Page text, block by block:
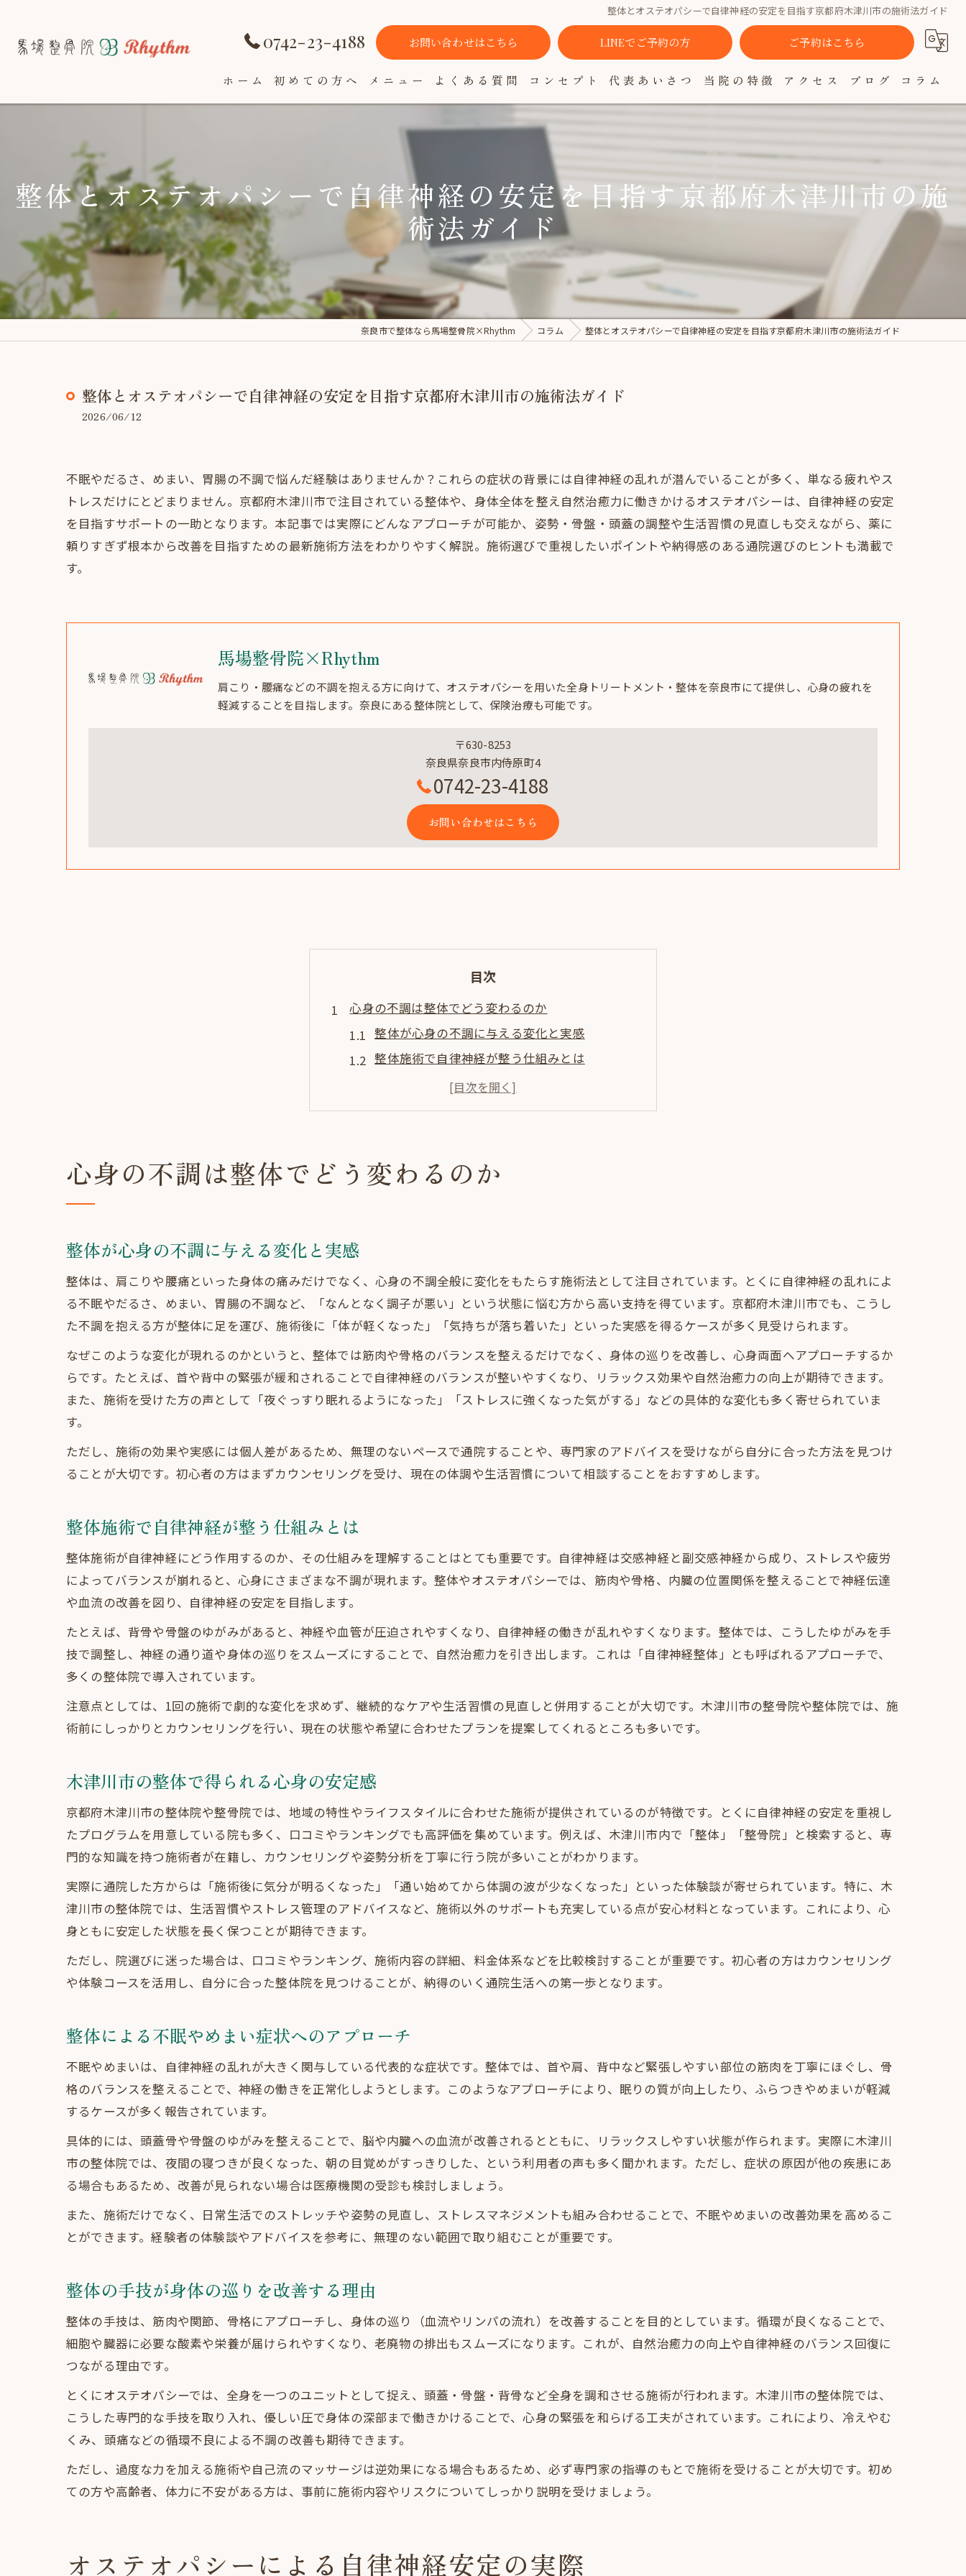
整体とオステオパシーで自律神経の安定を目指す京都府木津川市の施術法ガイド
0742-23-4188 お問い合わせはこちら LINEでご予約の方 ご予約はこちら
ホーム 初めての方へ メニュー よくある質問 コンセプト 代表あいさつ 当院の特徴
自律神経
アクセス ブログ コラム
整体とオステオパシーで自律神経の安定を目指す京都府木津川市の施
術法ガイド
奈良市で整体なら馬場整骨院×Rhythm コラム 整体とオステオパシーで自律神経の安定を目指す京都府木津川市の施術法ガイド
整体とオステオパシーで自律神経の安定を目指す京都府木津川市の施術法ガイド
2026/06/12
不眠やだるさ、めまい、胃腸の不調で悩んだ経験はありませんか？これらの症状の背景には自律神経の乱れが潜んでいることが多く、単なる疲れやス
トレスだけにとどまりません。京都府木津川市で注目されている整体や、身体全体を整え自然治癒力に働きかけるオステオパシーは、自律神経の安定
を目指すサポートの一助となります。本記事では実際にどんなアプローチが可能か、姿勢・骨盤・頭蓋の調整や生活習慣の見直しも交えながら、薬に
頼りすぎず根本から改善を目指すための最新施術方法をわかりやすく解説。施術選びで重視したいポイントや納得感のある通院選びのヒントも満載で
す。
馬場整骨院×Rhythm
肩こり・腰痛などの不調を抱える方に向けて、オステオパシーを用いた全身トリートメント・整体を奈良市にて提供し、心身の疲れを
軽減することを目指します。奈良にある整体院として、保険治療も可能です。
〒630-8253
奈良県奈良市内侍原町4
0742-23-4188
お問い合わせはこちら
目次
心身の不調は整体でどう変わるのか
整体が心身の不調に与える変化と実感
整体施術で自律神経が整う仕組みとは
木津川市の整体で得られる心身の安定感
整体による不眠やめまい症状へのアプローチ
オステオパシーによる自律神経安定の実際
オステオパシー整体が自律神経に働く理由
整体施術で自然治癒力を高める方法
整体選びで自律神経改善を目指す理由
整体院選びが自律神経改善に重要な訳
整体口コミや通いやすさが選択の鍵となる
自律神経整体の特徴と他施術との違い
整体の料金や施術内容を比較するポイント
自律神経のバランスを整える施術の魅力
整体がもたらす自律神経バランス改善の魅力
整体で得られるリラックス効果と安心感
整体による慢性的な不調改善の実例
根本ケアを求めるなら整体の手技療法も
整体の手技療法が根本改善に効果的な理由
整体による骨盤・頭蓋調整の重要性を解説
整体による生活習慣改善サポートの実際
整体手技が自律神経の安定に役立つ仕組み
整体と生活習慣改善で快適な毎日を実現
整体の継続利用が日常に与える変化とは
整体で得られるセルフケアアドバイスの活用法
整体施術と日々の生活習慣を見直すポイント
整体の手技と健康維持のためのコツを紹介
心身の不調は整体でどう変わるのか
整体が心身の不調に与える変化と実感
整体は、肩こりや腰痛といった身体の痛みだけでなく、心身の不調全般に変化をもたらす施術法として注目されています。とくに自律神経の乱れによ
る不眠やだるさ、めまい、胃腸の不調など、「なんとなく調子が悪い」という状態に悩む方から高い支持を得ています。京都府木津川市でも、こうし
た不調を抱える方が整体に足を運び、施術後に「体が軽くなった」「気持ちが落ち着いた」といった実感を得るケースが多く見受けられます。
なぜこのような変化が現れるのかというと、整体では筋肉や骨格のバランスを整えるだけでなく、身体の巡りを改善し、心身両面へアプローチするか
らです。たとえば、首や背中の緊張が緩和されることで自律神経のバランスが整いやすくなり、リラックス効果や自然治癒力の向上が期待できます。
また、施術を受けた方の声として「夜ぐっすり眠れるようになった」「ストレスに強くなった気がする」などの具体的な変化も多く寄せられていま
す。
ただし、施術の効果や実感には個人差があるため、無理のないペースで通院することや、専門家のアドバイスを受けながら自分に合った方法を見つけ
ることが大切です。初心者の方はまずカウンセリングを受け、現在の体調や生活習慣について相談することをおすすめします。
整体施術で自律神経が整う仕組みとは
整体施術が自律神経にどう作用するのか、その仕組みを理解することはとても重要です。自律神経は交感神経と副交感神経から成り、ストレスや疲労
によってバランスが崩れると、心身にさまざまな不調が現れます。整体やオステオパシーでは、筋肉や骨格、内臓の位置関係を整えることで神経伝達
や血流の改善を図り、自律神経の安定を目指します。
たとえば、背骨や骨盤のゆがみがあると、神経や血管が圧迫されやすくなり、自律神経の働きが乱れやすくなります。整体では、こうしたゆがみを手
技で調整し、神経の通り道や身体の巡りをスムーズにすることで、自然治癒力を引き出します。これは「自律神経整体」とも呼ばれるアプローチで、
多くの整体院で導入されています。
注意点としては、1回の施術で劇的な変化を求めず、継続的なケアや生活習慣の見直しと併用することが大切です。木津川市の整骨院や整体院では、施
術前にしっかりとカウンセリングを行い、現在の状態や希望に合わせたプランを提案してくれるところも多いです。
木津川市の整体で得られる心身の安定感
京都府木津川市の整体院や整骨院では、地域の特性やライフスタイルに合わせた施術が提供されているのが特徴です。とくに自律神経の安定を重視し
たプログラムを用意している院も多く、口コミやランキングでも高評価を集めています。例えば、木津川市内で「整体」「整骨院」と検索すると、専
門的な知識を持つ施術者が在籍し、カウンセリングや姿勢分析を丁寧に行う院が多いことがわかります。
実際に通院した方からは「施術後に気分が明るくなった」「通い始めてから体調の波が少なくなった」といった体験談が寄せられています。特に、木
津川市の整体院では、生活習慣やストレス管理のアドバイスなど、施術以外のサポートも充実している点が安心材料となっています。これにより、心
身ともに安定した状態を長く保つことが期待できます。
ただし、院選びに迷った場合は、口コミやランキング、施術内容の詳細、料金体系などを比較検討することが重要です。初心者の方はカウンセリング
や体験コースを活用し、自分に合った整体院を見つけることが、納得のいく通院生活への第一歩となります。
整体による不眠やめまい症状へのアプローチ
不眠やめまいは、自律神経の乱れが大きく関与している代表的な症状です。整体では、首や肩、背中など緊張しやすい部位の筋肉を丁寧にほぐし、骨
格のバランスを整えることで、神経の働きを正常化しようとします。このようなアプローチにより、眠りの質が向上したり、ふらつきやめまいが軽減
するケースが多く報告されています。
具体的には、頭蓋骨や骨盤のゆがみを整えることで、脳や内臓への血流が改善されるとともに、リラックスしやすい状態が作られます。実際に木津川
市の整体院では、夜間の寝つきが良くなった、朝の目覚めがすっきりした、という利用者の声も多く聞かれます。ただし、症状の原因が他の疾患にあ
る場合もあるため、改善が見られない場合は医療機関の受診も検討しましょう。
また、施術だけでなく、日常生活でのストレッチや姿勢の見直し、ストレスマネジメントも組み合わせることで、不眠やめまいの改善効果を高めるこ
とができます。経験者の体験談やアドバイスを参考に、無理のない範囲で取り組むことが重要です。
整体の手技が身体の巡りを改善する理由
整体の手技は、筋肉や関節、骨格にアプローチし、身体の巡り（血流やリンパの流れ）を改善することを目的としています。循環が良くなることで、
細胞や臓器に必要な酸素や栄養が届けられやすくなり、老廃物の排出もスムーズになります。これが、自然治癒力の向上や自律神経のバランス回復に
つながる理由です。
とくにオステオパシーでは、全身を一つのユニットとして捉え、頭蓋・骨盤・背骨など全身を調和させる施術が行われます。木津川市の整体院では、
こうした専門的な手技を取り入れ、優しい圧で身体の深部まで働きかけることで、心身の緊張を和らげる工夫がされています。これにより、冷えやむ
くみ、頭痛などの循環不良による不調の改善も期待できます。
ただし、過度な力を加える施術や自己流のマッサージは逆効果になる場合もあるため、必ず専門家の指導のもとで施術を受けることが大切です。初め
ての方や高齢者、体力に不安がある方は、事前に施術内容やリスクについてしっかり説明を受けましょう。
オステオパシーによる自律神経安定の実際